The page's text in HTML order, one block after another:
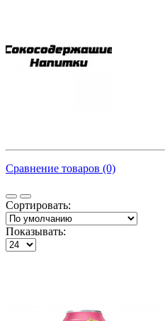
Сравнение товаров (0)
Сортировать:
Показывать: